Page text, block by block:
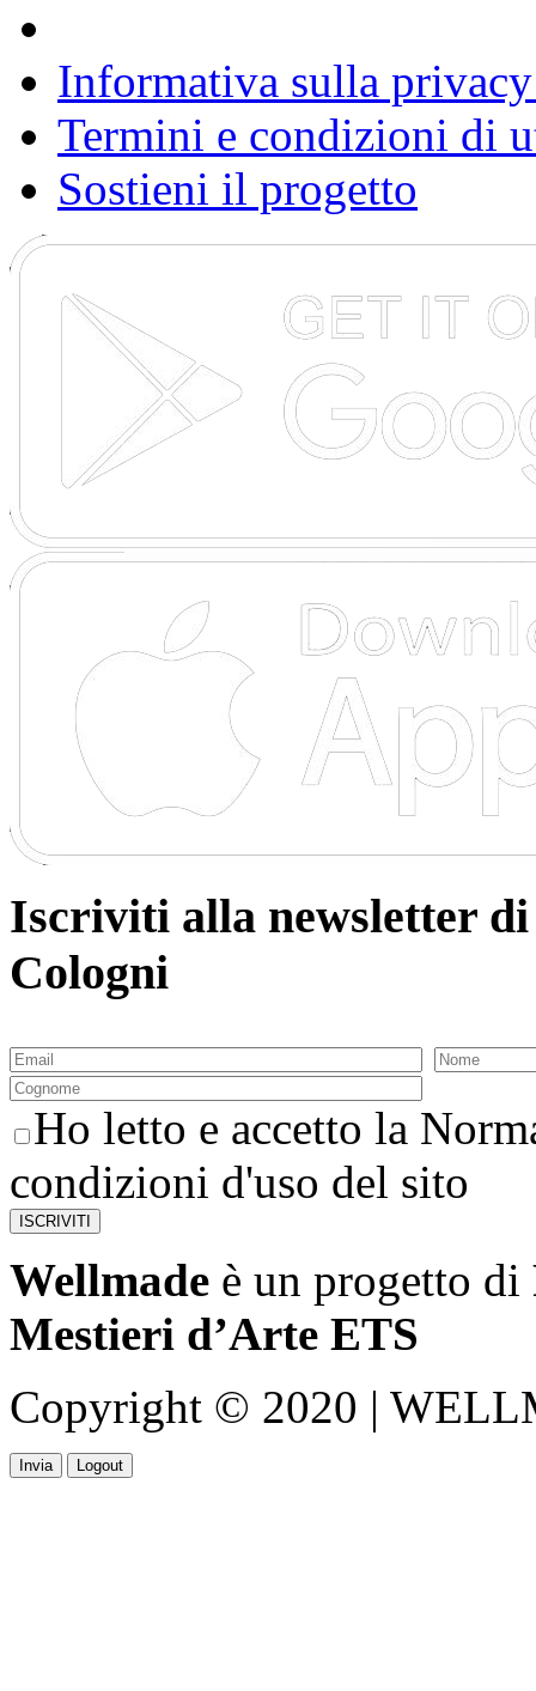
Informativa sulla
Termini e condizioni di
Sostieni il progetto
Iscriviti alla newsletter di
Cologni
Ho letto e accetto la
condizioni d'uso del sito
Wellmade è un progetto di
Mestieri d’Arte ETS
Copyright © 2020 |
Invia Logout